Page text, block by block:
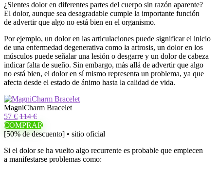
¿Sientes dolor en diferentes partes del cuerpo sin razón aparente?
El dolor, aunque sea desagradable cumple la importante función
de advertir que algo no está bien en el organismo.
Por ejemplo, un dolor en las articulaciones puede significar el inicio
de una enfermedad degenerativa como la artrosis, un dolor en los
músculos puede señalar una lesión o desgarre y un dolor de cabeza
indicar falta de sueño. Sin embargo, más allá de advertir que algo
no está bien, el dolor en sí mismo representa un problema, ya que
afecta desde el estado de ánimo hasta la calidad de vida.
MagniCharm Bracelet
57 € 114 €
COMPRAR
[50% de descuento] • sitio oficial
Si el dolor se ha vuelto algo recurrente es probable que empiecen
a manifestarse problemas como: